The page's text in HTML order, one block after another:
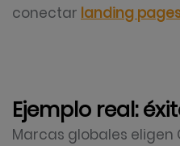
conectar landing
Ejemplo real:
Marcas globales eligen